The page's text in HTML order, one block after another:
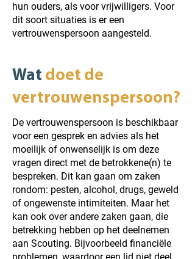
hun ouders, als voor vrijwilligers. Voor
dit soort situaties is er een
vertrouwenspersoon aangesteld.
Wat doet de
vertrouwenspersoon?
De vertrouwenspersoon is beschikbaar
voor een gesprek en advies als het
moeilijk of onwenselijk is om deze
vragen direct met de betrokkene(n) te
bespreken. Dit kan gaan om zaken
rondom: pesten, alcohol, drugs, geweld
of ongewenste intimiteiten. Maar het
kan ook over andere zaken gaan, die
betrekking hebben op het deelnemen
aan Scouting. Bijvoorbeeld financiële